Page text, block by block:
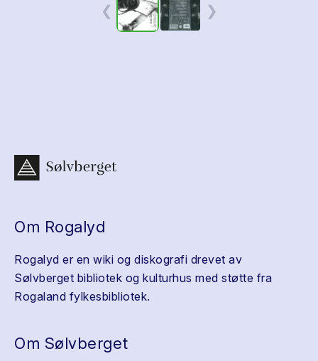
❮ ❯
Om Rogalyd
Rogalyd er en wiki og diskografi drevet av
Sølvberget bibliotek og kulturhus med støtte fra
Rogaland fylkesbibliotek.
Om Sølvberget